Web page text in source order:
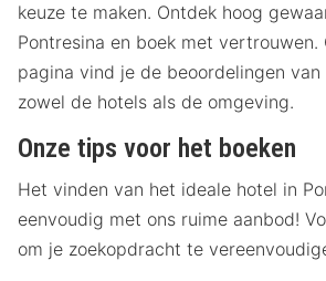
keuze te maken. Ontdek hoog
Pontresina en boek met vertrouwen.
pagina vind je de beoordelingen
zowel de hotels als de omgeving.
Onze tips voor het boeken
Het vinden van het ideale hotel in
eenvoudig met ons ruime aanbod!
om je zoekopdracht te